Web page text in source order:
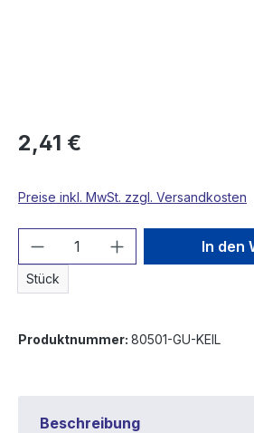
2,41 €
Preise inkl. MwSt. zzgl. Versandkosten
Produkt Anzahl: Gib
Stück
In den
Produktnummer: 80501-GU-KEIL
Beschreibung